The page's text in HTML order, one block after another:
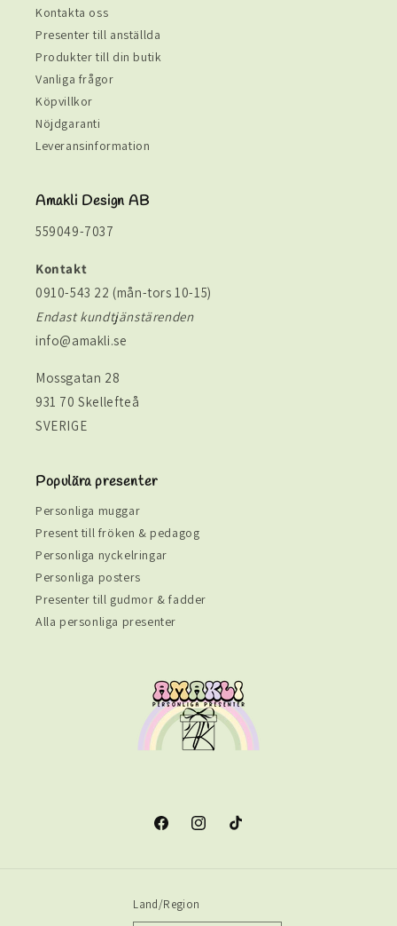
Kontakta oss
Presenter till anställda
Produkter till din butik
Vanliga frågor
Köpvillkor
Nöjdgaranti
Leveransinformation
Amakli Design AB
559049-7037
Kontakt
0910-543 22 (mån-tors 10-15)
Endast kundtjänstärenden
info@amakli.se
Mossgatan 28
931 70 Skellefteå
SVERIGE
Populära presenter
Personliga muggar
Present till fröken & pedagog
Personliga nyckelringar
Personliga posters
Presenter till gudmor & fadder
Alla personliga presenter
FacebookInstagramTikTok
Land/Region